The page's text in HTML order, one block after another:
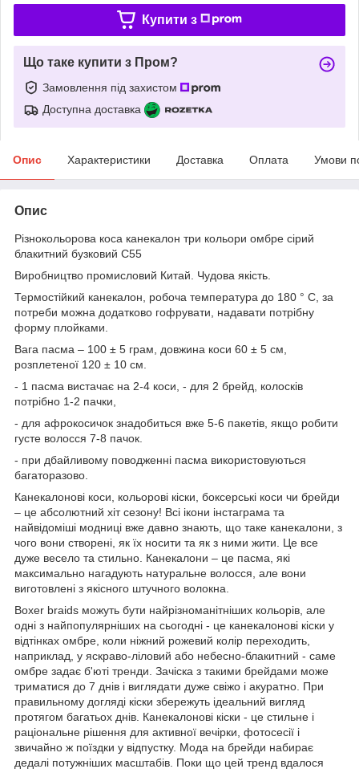
Купити з
Що таке купити з Пром?
Замовлення під захистом
Доступна доставка
Опис Характеристики Доставка Оплата Умови
Опис
Різнокольорова коса канекалон три кольори омбре сірий
блакитний бузковий C55
Виробництво промисловий Китай. Чудова якість.
Термостійкий канекалон, робоча температура до 180 ° С, за
потреби можна додатково гофрувати, надавати потрібну
форму плойками.
Вага пасма – 100 ± 5 грам, довжина коси 60 ± 5 см,
розплетеної 120 ± 10 см.
- 1 пасма вистачає на 2-4 коси, - для 2 брейд, колосків
потрібно 1-2 пачки,
- для афрокосичок знадобиться вже 5-6 пакетів, якщо робити
густе волосся 7-8 пачок.
- при дбайливому поводженні пасма використовуються
багаторазово.
Канекалонові коси, кольорові кіски, боксерські коси чи брейди
– це абсолютний хіт сезону! Всі ікони інстаграма та
найвідоміші модниці вже давно знають, що таке канекалони, з
чого вони створені, як їх носити та як з ними жити. Це все
дуже весело та стильно. Канекалони – це пасма, які
максимально нагадують натуральне волосся, але вони
виготовлені з якісного штучного волокна.
Boxer braids можуть бути найрізноманітніших кольорів, але
одні з найпопулярніших на сьогодні - це канекалонові кіски у
відтінках омбре, коли ніжний рожевий колір переходить,
наприклад, у яскраво-ліловий або небесно-блакитний - саме
омбре задає б'юті тренди. Зачіска з такими брейдами може
триматися до 7 днів і виглядати дуже свіжо і акуратно. При
правильному догляді кіски збережуть ідеальний вигляд
протягом багатьох днів. Канекалонові кіски - це стильне і
раціональне рішення для активної вечірки, фотосесії і
звичайно ж поїздки у відпустку. Мода на брейди набирає
дедалі потужніших масштабів. Поки що цей тренд вдалося